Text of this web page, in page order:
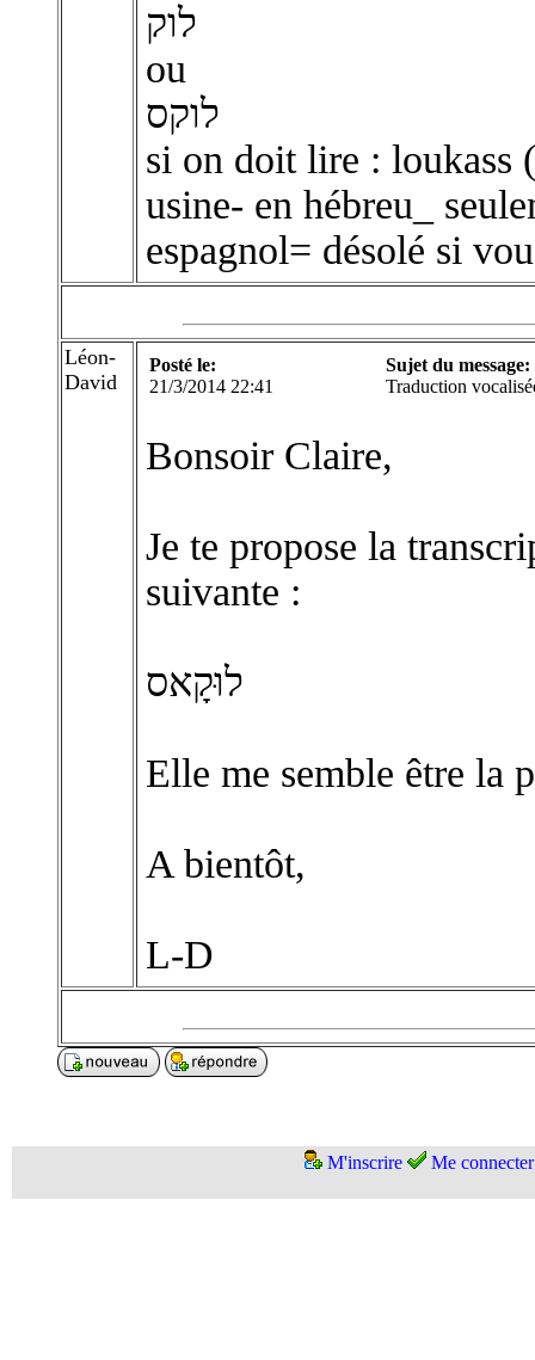
לוק
ou
לוקס
si on doit lire : loukass
usine- en hébreu_
espagnol= désolé si
Léon-
David
Posté le:
21/3/2014 22:41
Sujet du message:
Traduction
Bonsoir Claire,
Je te propose la
suivante :
לוּקָאס
Elle me semble être la
A bientôt,
L-D
M'inscrire Me connecter